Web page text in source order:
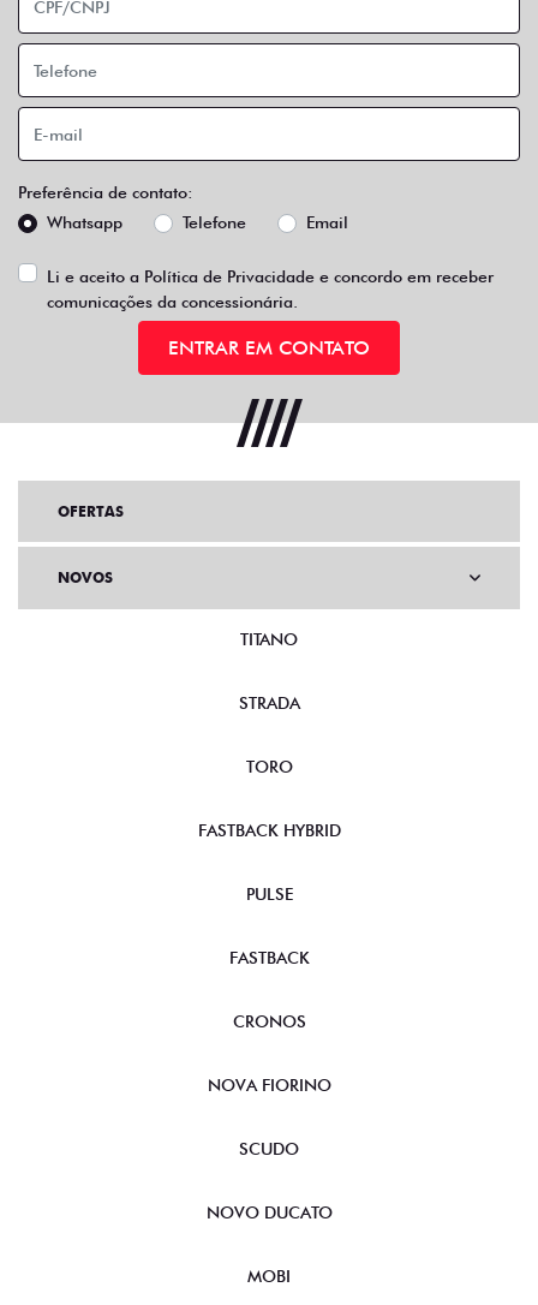
Preferência de contato:
Whatsapp
Telefone Email
Li e aceito a Política de Privacidade e concordo em receber
comunicações da concessionária.
ENTRAR EM CONTATO
OFERTAS
NOVOS
TITANO
STRADA
TORO
FASTBACK HYBRID
PULSE
FASTBACK
CRONOS
NOVA FIORINO
SCUDO
NOVO DUCATO
MOBI